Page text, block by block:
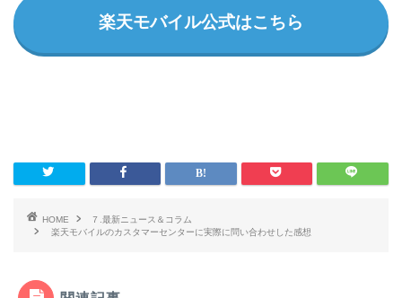
楽天モバイル公式はこちら
HOME
７.最新ニュース＆コラム
楽天モバイルのカスタマーセンターに実際に問い合わせした感想